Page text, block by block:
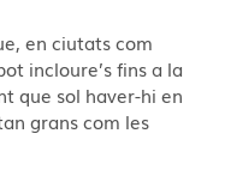
en ciutats com
incloure’s fins a la
que sol haver-hi en
grans com les